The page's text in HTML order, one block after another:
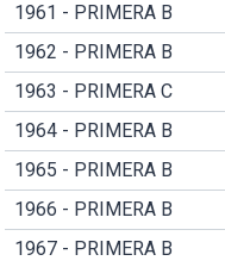
1961 - PRIMERA B
1962 - PRIMERA B
1963 - PRIMERA C
1964 - PRIMERA B
1965 - PRIMERA B
1966 - PRIMERA B
1967 - PRIMERA B